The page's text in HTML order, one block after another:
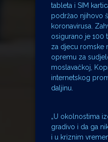
tableta i SIM
podržao njihovo
koronavirusa.
osigurano je 100
za djecu romske
opremu za
moslavačkoj,
internetskog
daljinu.
„U okolnostima
gradivo i da ga
i u kriznim